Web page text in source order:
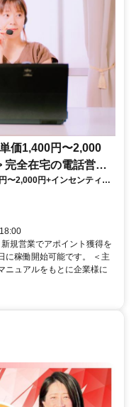
価1,400円〜2,000
完全在宅の電話営業
〜2,000円+インセンティブ
の電話営業で家庭と仕事の
規営業でアポイント獲得を
に稼働開始可能です。 ＜主
ニュアルをもとに企業様に